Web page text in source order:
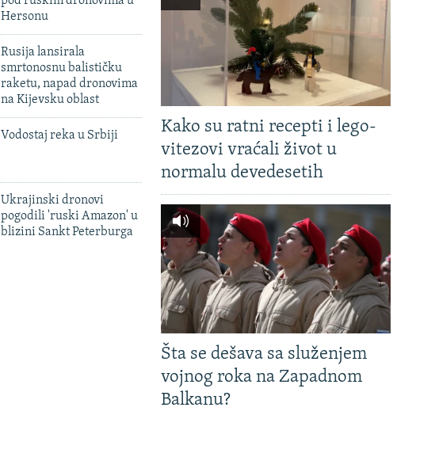
Hersonu
Rusija lansirala
smrtonosnu balističku
raketu, napad dronovima
na Kijevsku oblast
Vodostaj reka u Srbiji
Ukrajinski dronovi
pogodili 'ruski Amazon' u
blizini Sankt Peterburga
Kako su ratni recepti i lego-
vitezovi vraćali život u
normalu devedesetih
Šta se dešava sa služenjem
vojnog roka na Zapadnom
Balkanu?